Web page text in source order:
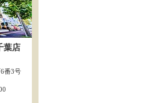
葉店
番3号